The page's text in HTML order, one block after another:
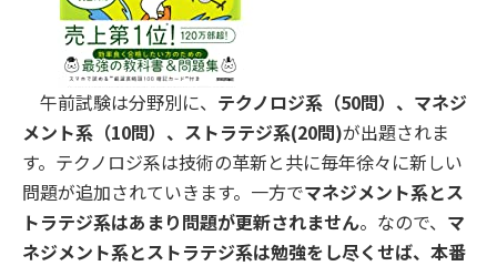
午前試験は分野別に、 テクノロジ系（50問）、マネジ
メント系（10問）、ストラテジ系(20問)が出題されま
す。テクノロジ系は技術の革新と共に毎年徐々に新しい
問題が追加されていきます。一方でマネジメント系とス
トラテジ系はあまり問題が更新されません。なので、 マ
ネジメント系とストラテジ系は勉強をし尽くせば、本番